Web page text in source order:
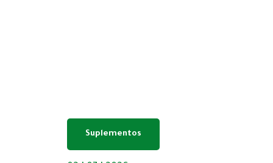
Suplementos